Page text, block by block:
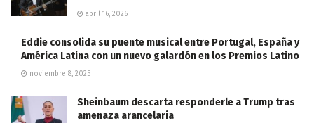
abril 16, 2026
Eddie consolida su puente musical entre Portugal, España y
América Latina con un nuevo galardón en los Premios Latino
noviembre 8, 2025
Sheinbaum descarta responderle a Trump tras
amenaza arancelaria